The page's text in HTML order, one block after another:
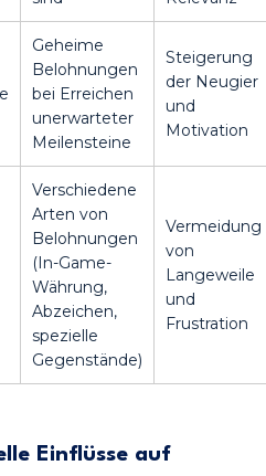
Geheime
Belohnungen
bei Erreichen
unerwarteter
Meilensteine
Steigerung
der Neugier
und
Motivation
Verschiedene
Arten von
Belohnungen
(In-Game-
Währung,
Abzeichen,
spezielle
Gegenstände)
Vermeidung
von
Langeweile
und
Frustration
Einflüsse auf